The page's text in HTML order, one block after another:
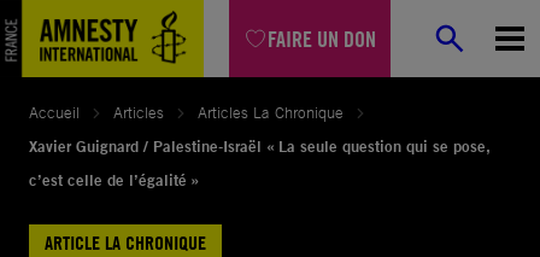
FAIRE UN DON
Aller
au
contenu
Accueil Articles
Articles La Chronique
Xavier Guignard / Palestine-Israël « La seule question qui se pose,
c’est celle de l’égalité »
ARTICLE LA CHRONIQUE